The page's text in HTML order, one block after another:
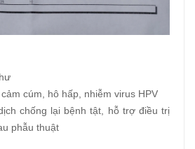
cúm, hô hấp, nhiễm virus HPV
chống lại bệnh tật, hỗ trợ điều trị
phẫu thuật